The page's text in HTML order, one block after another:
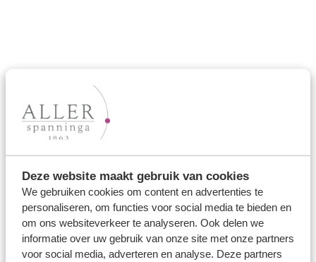
Deze website maakt gebruik van cookies
We gebruiken cookies om content en advertenties te
personaliseren, om functies voor social media te bieden en
om ons websiteverkeer te analyseren. Ook delen we
informatie over uw gebruik van onze site met onze partners
voor social media, adverteren en analyse. Deze partners
Ons aanbod
Trouwringen
Memoireringen
Verlovingsringen
Vriendschapsringen
Over ons
Aller Spanninga